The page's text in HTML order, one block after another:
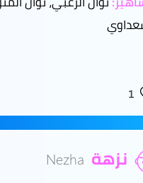
1
نزهة Nezha